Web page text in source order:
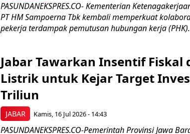
PASUNDANEKSPRES.CO- Kementerian
PT HM Sampoerna Tbk kembali memperkuat
pekerja terdampak pemutusan hubungan kerja
JABAR
Jabar Tawarkan Insentif Fiskal
Listrik untuk Kejar Target
Triliun
Kamis, 16 Jul 2026 - 14:43
PASUNDANEKSPRES.CO-Pemerintah Provinsi Jawa